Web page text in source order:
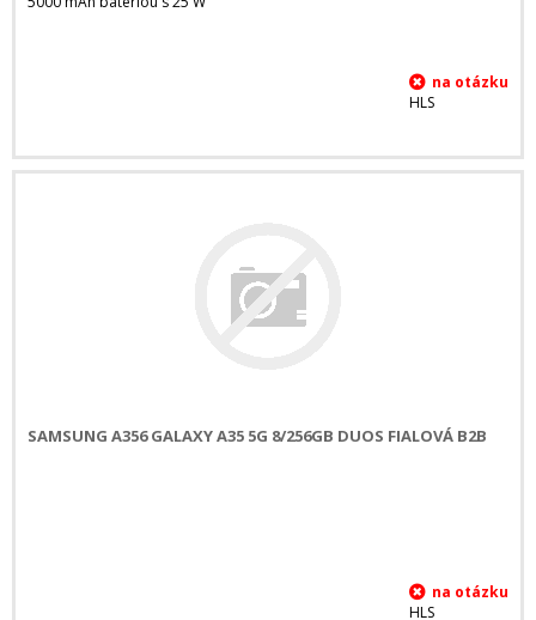
HLS
SAMSUNG A356 GALAXY A35 5G 8/256GB DUOS FIALOVÁ B2B
HLS